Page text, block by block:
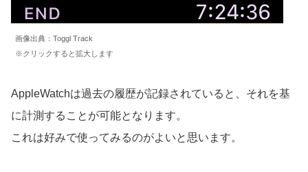
画像出典：Toggl Track
※クリックすると拡大します
AppleWatchは過去の履歴が記録されていると、それを基
に計測することが可能となります。
これは好みで使ってみるのがよいと思います。